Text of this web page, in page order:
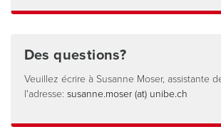
Des questions?
Veuillez écrire à Susanne Moser, assistante
l'adresse: susanne.moser (at) unibe.ch